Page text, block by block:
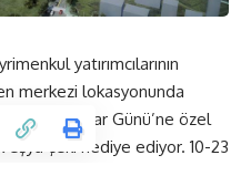
yatırımcılarının
merkezi lokasyonunda
Babalar Günü’ne özel
çeki hediye ediyor. 10-23